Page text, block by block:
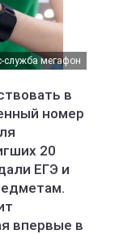
служба мегафон
в
номер
20
ЕГЭ и
впервые в